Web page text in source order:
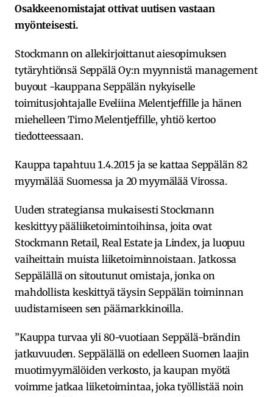
Osakkeenomistajat ottivat uutisen vastaan
myönteisesti.
Stockmann on allekirjoittanut aiesopimuksen
tytäryhtiönsä Seppälä Oy:n myynnistä management
buyout -kauppana Seppälän nykyiselle
toimitusjohtajalle Eveliina Melentjeffille ja hänen
miehelleen Timo Melentjeffille, yhtiö kertoo
tiedotteessaan.
Kauppa tapahtuu 1.4.2015 ja se kattaa Seppälän 82
myymälää Suomessa ja 20 myymälää Virossa.
Uuden strategiansa mukaisesti Stockmann
keskittyy pääliiketoimintoihinsa, joita ovat
Stockmann Retail, Real Estate ja Lindex, ja luopuu
vaiheittain muista liiketoiminnoistaan. Jatkossa
Seppälällä on sitoutunut omistaja, jonka on
mahdollista keskittyä täysin Seppälän toiminnan
uudistamiseen sen päämarkkinoilla.
”Kauppa turvaa yli 80-vuotiaan Seppälä-brändin
jatkuvuuden. Seppälällä on edelleen Suomen laajin
muotimyymälöiden verkosto, ja kaupan myötä
voimme jatkaa liiketoimintaa, joka työllistää noin